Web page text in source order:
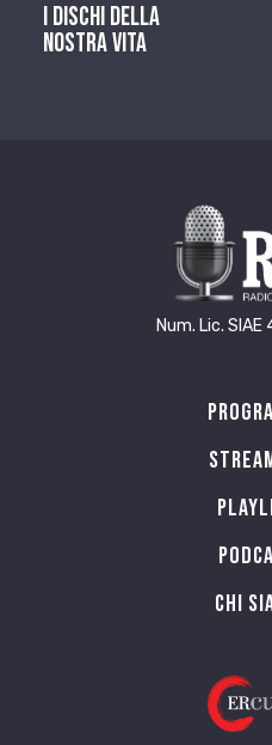
I dischi della
nostra vita
Num. Lic.
Chi